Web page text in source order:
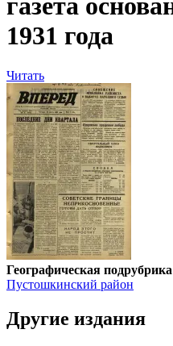
газета
1931 года
Читать
Географическая
Пустошкинский район
Другие издания